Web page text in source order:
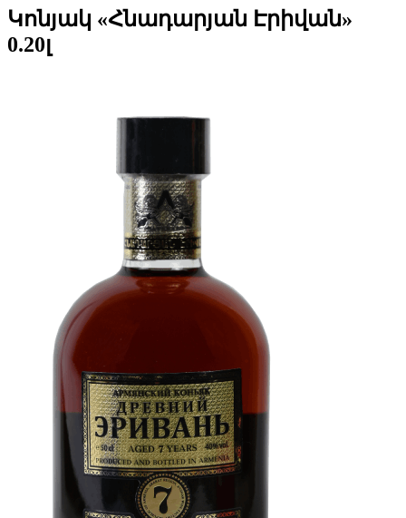
Կոնյակ «Հնադարյան Էրիվան»
0.20լ